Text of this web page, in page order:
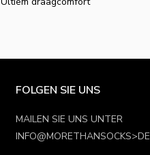
FOLGEN SIE UNS
MAILEN SIE UNS UNTER
INFO@MORETHANSOCKS>DE